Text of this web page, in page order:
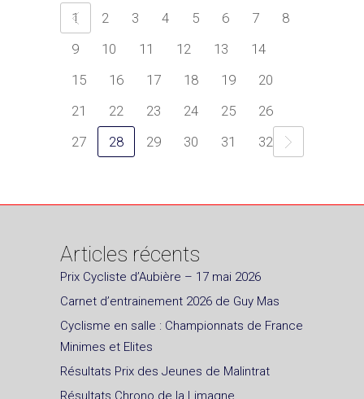
1 2 3 4 5 6 7
8
9
10 11 12 13
14
15
16 17 18 19
20
21
22 23 24 25
26
27
28 29 30 31 32
Articles récents
Prix Cycliste d’Aubière – 17 mai 2026
Carnet d’entrainement 2026 de Guy Mas
Cyclisme en salle : Championnats de France
Minimes et Elites
Résultats Prix des Jeunes de Malintrat
Résultats Chrono de la Limagne